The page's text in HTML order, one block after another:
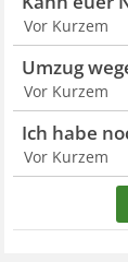
Vor Kurzem
Umzug
Vor Kurzem
Ich habe
Vor Kurzem